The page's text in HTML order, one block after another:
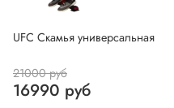
UFC Скамья универсальная
21000 руб
16990 руб